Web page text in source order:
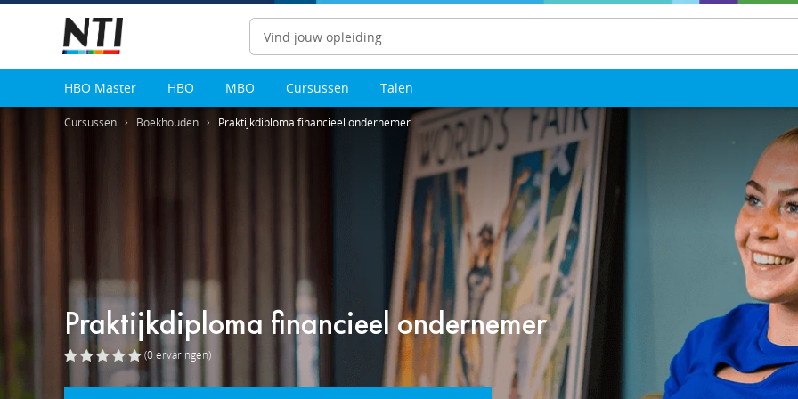
Zoeken
HBO Master HBO MBO Cursussen Talen
Cursussen Boekhouden Praktijkdiploma financieel ondernemer
Praktijkdiploma financieel ondernemer
(0ervaringen)